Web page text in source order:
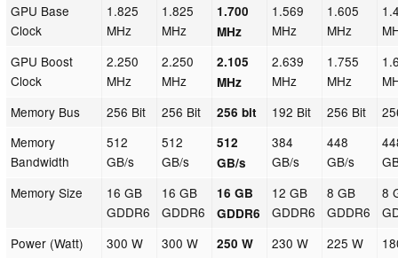
GPU Base
Clock
1.825
MHz
1.825
MHz
1.700
MHz
1.569
MHz
1.605
MHz
GPU Boost
Clock
2.250
MHz
2.250
MHz
2.105
MHz
2.639
MHz
1.755
MHz
Memory Bus
256 Bit 256 Bit 256 bit 192 Bit 256 Bit
Memory
Bandwidth
512
GB/s
512
GB/s
512
GB/s
384
GB/s
448
GB/s
Memory Size
16 GB
GDDR6
16 GB
GDDR6
16 GB
GDDR6
12 GB
GDDR6
8 GB
GDDR6
8
Power (Watt)
300 W 300 W 250 W 230 W 225 W